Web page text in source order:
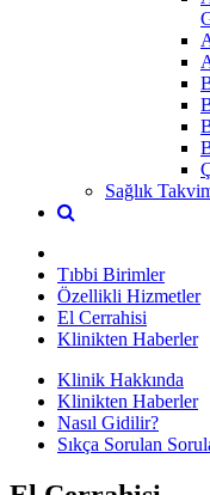
Sağlık
Tıbbi Birimler
Özellikli Hizmetler
El Cerrahisi
Klinikten Haberler
Klinik Hakkında
Klinikten Haberler
Nasıl Gidilir?
Sıkça Sorulan